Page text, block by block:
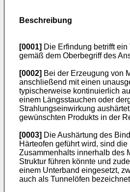
Beschreibung
[0001] Die Erfindung betrifft
gemäß dem Oberbegriff des
[0002] Bei der Erzeugung von
anschließend mit einen
typischerweise kontinuierlich
einem Längsstauchen oder
Strahlungseinwirkung
gewünschten Produkts in der
[0003] Die Aushärtung des
Härteofen geführt wird, sind
Zusammenhalts innerhalb des
Struktur führen könnte und
einem Unterband eingesetzt,
auch als Tunnelöfen